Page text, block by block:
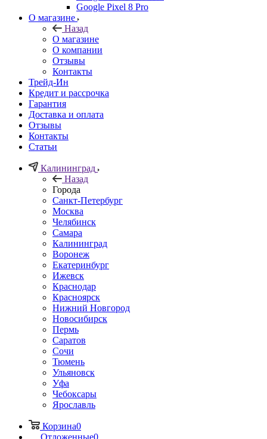
Google Pixel 8 Pro
О магазине
Назад
О магазине
О компании
Отзывы
Контакты
Трейд-Ин
Кредит и рассрочка
Гарантия
Доставка и оплата
Отзывы
Контакты
Статьи
Калининград
Назад
Города
Санкт-Петербург
Москва
Челябинск
Самара
Калининград
Воронеж
Екатеринбург
Ижевск
Краснодар
Красноярск
Нижний Новгород
Новосибирск
Пермь
Саратов
Сочи
Тюмень
Ульяновск
Уфа
Чебоксары
Ярославль
Корзина0
Отложенные0